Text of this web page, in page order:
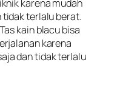
karena mudah
tidak terlalu berat.
kain blacu bisa
karena
dan tidak terlalu